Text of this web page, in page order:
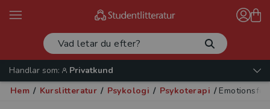
Handlar som:
Privatkund
Hem / Kurslitteratur / Psykologi / Psykoterapi /